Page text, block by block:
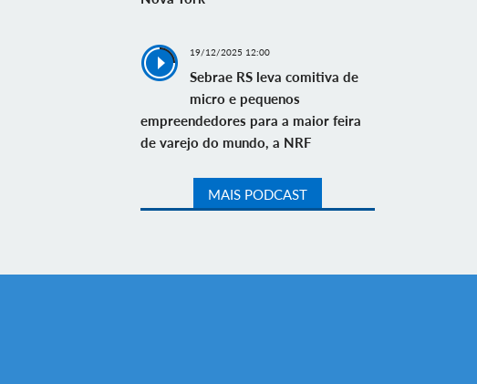
19/12/2025 12:00
Sebrae RS leva comitiva de
micro e pequenos
empreendedores para a maior feira
de varejo do mundo, a NRF
MAIS PODCAST